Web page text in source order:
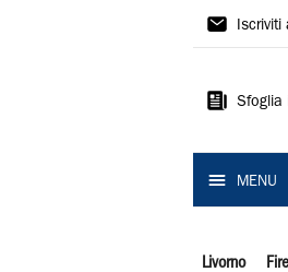
Il
Iscriviti
Sfoglia
MENU
Livorno